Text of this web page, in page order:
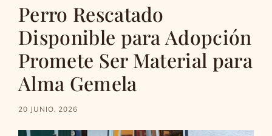
Perro Rescatado
Disponible para Adopción
Promete Ser Material para
Alma Gemela
20 JUNIO, 2026